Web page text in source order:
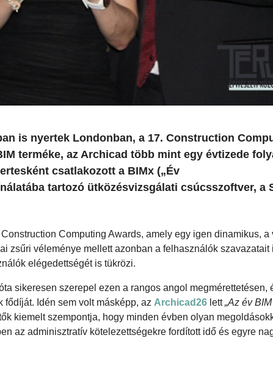
is nyertek Londonban, a 17. Construction
terméke, az Archicad több mint egy évtizede
csatlakozott a BIMx („Év
tartozó ütközésvizsgálati csúcsszoftver, a
Computing Awards, amely egy igen dinamikus, a
zsűri véleménye mellett azonban a felhasználók szavazatait
elégedettségét is tükrözi.
sikeresen szerepel ezen a rangos angol megmérettetésen,
Idén sem volt másképp, az Archicad26 lett„Az év
kiemelt szempontja, hogy minden évben olyan
az adminisztratív kötelezettségekre fordított idő és egyre